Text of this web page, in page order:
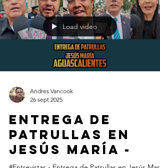
Load video
Andres Vancook
26 sept 2025
Entrega de
Patrullas en
Jesús María -